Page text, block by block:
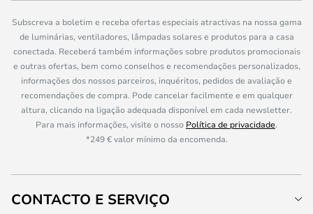
Subscreva a boletim e receba ofertas especiais atractivas na nossa gama
de luminárias, ventiladores, lâmpadas solares e produtos para a casa
conectada. Receberá também informações sobre produtos promocionais
e outras ofertas, bem como conselhos e recomendações personalizados,
informações dos nossos parceiros, inquéritos, pedidos de avaliação e
recomendações de compra. Pode cancelar facilmente e em qualquer
altura, clicando na ligação adequada disponível em cada newsletter.
Para mais informações, visite o nosso Política de privacidade.
*249 € valor mínimo da encomenda.
CONTACTO E SERVIÇO